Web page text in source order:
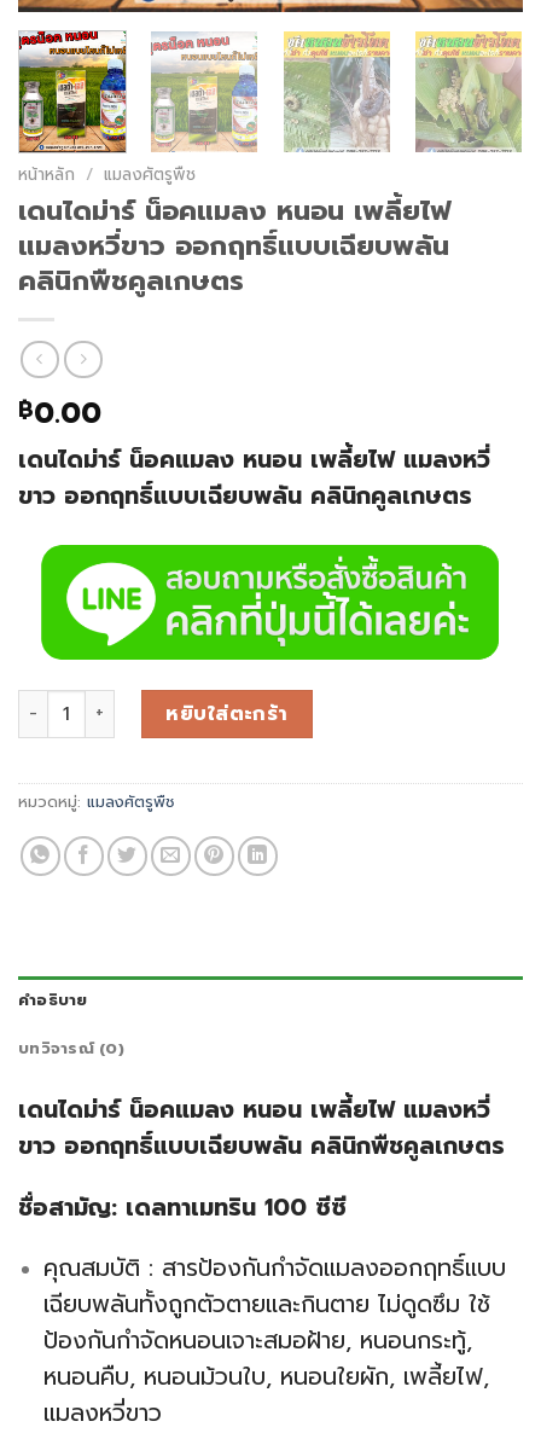
หน้าหลัก / แมลงศัตรูพืช
เดนไดม่าร์ น็อคแมลง หนอน เพลี้ยไฟ
แมลงหวี่ขาว ออกฤทธิ์แบบเฉียบพลัน
คลินิกพืชคูลเกษตร
฿0.00
เดนไดม่าร์ น็อคแมลง หนอน เพลี้ยไฟ แมลงหวี่
ขาว ออกฤทธิ์แบบเฉียบพลัน คลินิกคูลเกษตร
หยิบใส่ตะกร้า
หมวดหมู่: แมลงศัตรูพืช
คำอธิบาย
บทวิจารณ์ (0)
เดนไดม่าร์ น็อคแมลง หนอน เพลี้ยไฟ แมลงหวี่
ขาว ออกฤทธิ์แบบเฉียบพลัน คลินิกพืชคูลเกษตร
ชื่อสามัญ: เดลทาเมทริน 100 ซีซี
คุณสมบัติ : สารป้องกันกำจัดแมลงออกฤทธิ์แบบ
เฉียบพลันทั้งถูกตัวตายและกินตาย ไม่ดูดซึม ใช้
ป้องกันกำจัดหนอนเจาะสมอฝ้าย, หนอนกระทู้,
หนอนคืบ, หนอนม้วนใบ, หนอนใยผัก, เพลี้ยไฟ,
แมลงหวี่ขาว